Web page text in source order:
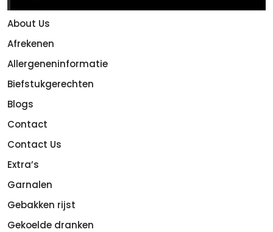
About Us
Afrekenen
Allergeneninformatie
Biefstukgerechten
Blogs
Contact
Contact Us
Extra’s
Garnalen
Gebakken rijst
Gekoelde dranken